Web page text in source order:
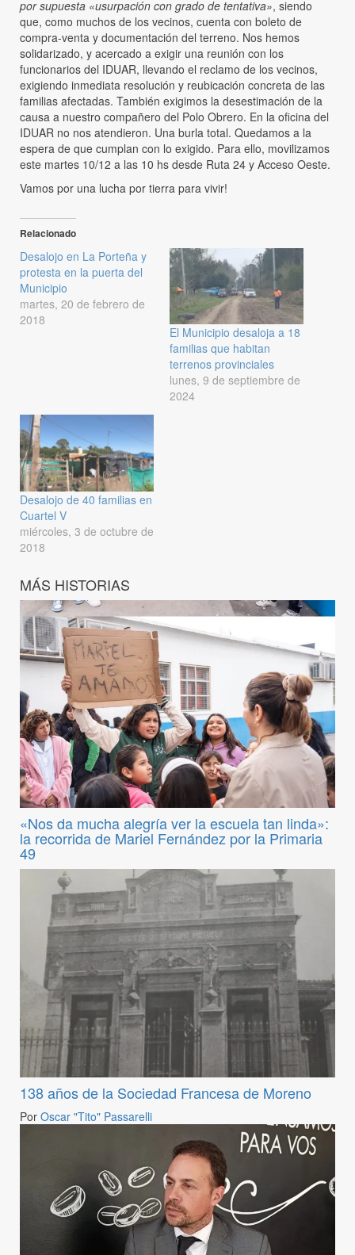
por supuesta «usurpación con grado de tentativa», siendo
que, como muchos de los vecinos, cuenta con boleto de
compra-venta y documentación del terreno. Nos hemos
solidarizado, y acercado a exigir una reunión con los
funcionarios del IDUAR, llevando el reclamo de los vecinos,
exigiendo inmediata resolución y reubicación concreta de las
familias afectadas. También exigimos la desestimación de la
causa a nuestro compañero del Polo Obrero. En la oficina del
IDUAR no nos atendieron. Una burla total. Quedamos a la
espera de que cumplan con lo exigido. Para ello, movilizamos
este martes 10/12 a las 10 hs desde Ruta 24 y Acceso Oeste.
Vamos por una lucha por tierra para vivir!
Relacionado
Desalojo en La Porteña y
protesta en la puerta del
Municipio
martes, 20 de febrero de
2018
El Municipio desaloja a 18
familias que habitan
terrenos provinciales
lunes, 9 de septiembre de
2024
Desalojo de 40 familias en
Cuartel V
miércoles, 3 de octubre de
2018
MÁS HISTORIAS
«Nos da mucha alegría ver la escuela tan linda»:
la recorrida de Mariel Fernández por la Primaria
49
138 años de la Sociedad Francesa de Moreno
Por Oscar "Tito" Passarelli